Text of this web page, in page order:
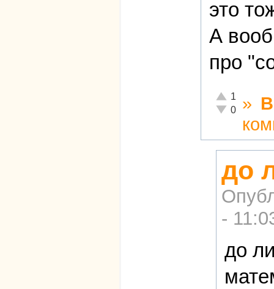
это
А
про
Отлично!
1
Неадекватно!
0 »
до
-
до